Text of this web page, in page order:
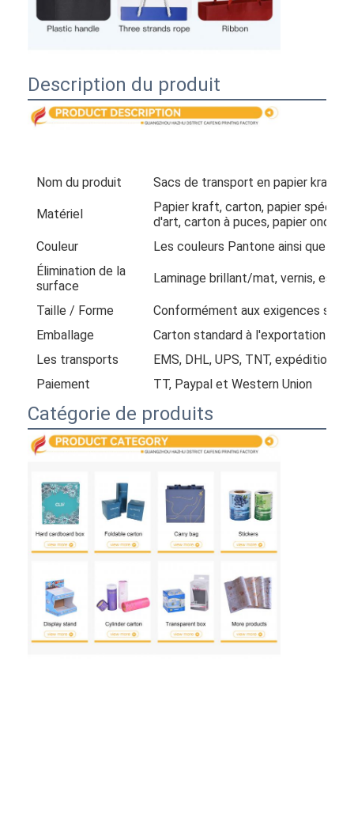
Description du produit
Nom du produit Sacs de transport en papier kraft
Matériel
Papier kraft, carton, papier spécial,
d'art, carton à puces, papier ondulé
Couleur
Les couleurs Pantone ainsi que le
Élimination de la
surface
Laminage brillant/mat, vernis,
Taille / Forme
Conformément aux exigences
Emballage
Carton standard à l'exportation
Les transports
EMS, DHL, UPS, TNT, expédition
Paiement
TT, Paypal et Western Union
Catégorie de produits